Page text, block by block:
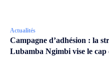
Actualités
Campagne d’adhésion : la
Lubamba Ngimbi vise le cap